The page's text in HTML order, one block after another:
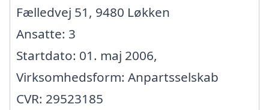
Fælledvej 51, 9480 Løkken
Ansatte: 3
Startdato: 01. maj 2006,
Virksomhedsform: Anpartsselskab
CVR: 29523185